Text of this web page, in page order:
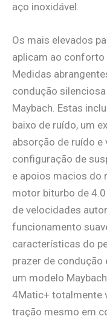
aço inoxidável.
Os mais elevados
aplicam ao
Medidas
condução
Maybach. Estas
baixo de ruído, um
absorção de ruído e
configuração de
e apoios macios do
motor biturbo de
de velocidades
funcionamento
características do
prazer de
um modelo
4Matic+ totalmente
tração mesmo em